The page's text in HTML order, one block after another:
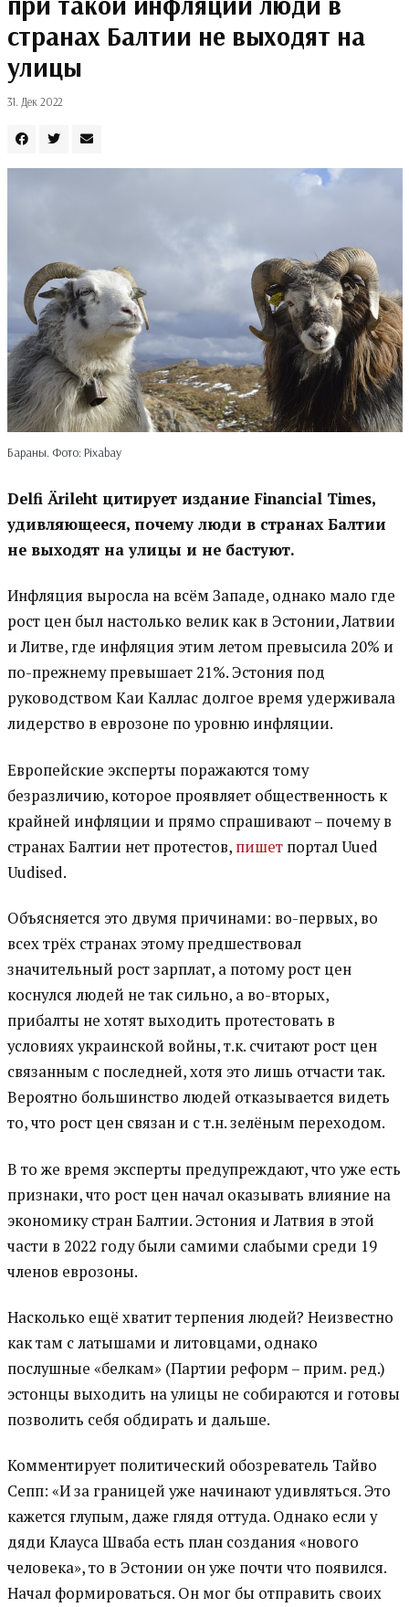
странах Балтии не выходят на
улицы
31. Дек 2022
Бараны. Фото: Pixabay
Delfi Ärileht цитирует издание Financial Times,
удивляющееся, почему люди в странах Балтии
не выходят на улицы и не бастуют.
Инфляция выросла на всём Западе, однако мало где
рост цен был настолько велик как в Эстонии, Латвии
и Литве, где инфляция этим летом превысила 20% и
по-прежнему превышает 21%. Эстония под
руководством Каи Каллас долгое время удерживала
лидерство в еврозоне по уровню инфляции.
Европейские эксперты поражаются тому
безразличию, которое проявляет общественность к
крайней инфляции и прямо спрашивают – почему в
странах Балтии нет протестов, пишетпортал Uued
Uudised.
Объясняется это двумя причинами: во-первых, во
всех трёх странах этому предшествовал
значительный рост зарплат, а потому рост цен
коснулся людей не так сильно, а во-вторых,
прибалты не хотят выходить протестовать в
условиях украинской войны, т.к. считают рост цен
связанным с последней, хотя это лишь отчасти так.
Вероятно большинство людей отказывается видеть
то, что рост цен связан и с т.н. зелёным переходом.
В то же время эксперты предупреждают, что уже есть
признаки, что рост цен начал оказывать влияние на
экономику стран Балтии. Эстония и Латвия в этой
части в 2022 году были самими слабыми среди 19
членов еврозоны.
Насколько ещё хватит терпения людей? Неизвестно
как там с латышами и литовцами, однако
послушные «белкам» (Партии реформ – прим. ред.)
эстонцы выходить на улицы не собираются и готовы
позволить себя обдирать и дальше.
Комментирует политический обозреватель Тайво
Сепп: «И за границей уже начинают удивляться. Это
кажется глупым, даже глядя оттуда. Однако если у
дяди Клауса Шваба есть план создания «нового
человека», то в Эстонии он уже почти что появился.
Начал формироваться. Он мог бы отправить своих